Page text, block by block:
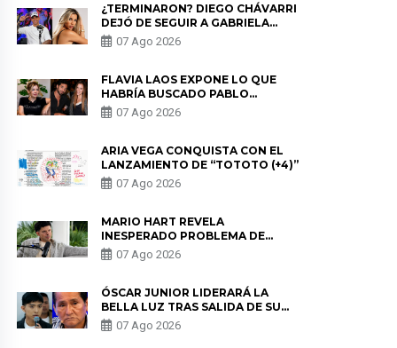
¿TERMINARON? DIEGO CHÁVARRI
DEJÓ DE SEGUIR A GABRIELA
HERRERA Y ANUNCIA SU SALIDA
DE PÓDCAST
07 Ago 2026
FLAVIA LAOS EXPONE LO QUE
HABRÍA BUSCADO PABLO
HEREDIA CON ALE FULLER: “UNA
DE LAS PARTES QUERÍA EL
07 Ago 2026
ARIA VEGA CONQUISTA CON EL
LANZAMIENTO DE “TOTOTO (+4)”
07 Ago 2026
MARIO HART REVELA
INESPERADO PROBLEMA DE
SALUD ANTES DE SEPARARSE DE
KORINA: “ME ENCONTRARON UN
07 Ago 2026
ÓSCAR JUNIOR LIDERARÁ LA
BELLA LUZ TRAS SALIDA DE SU
PADRE POR POLÉMICA CON
NALDY SALDAÑA
07 Ago 2026